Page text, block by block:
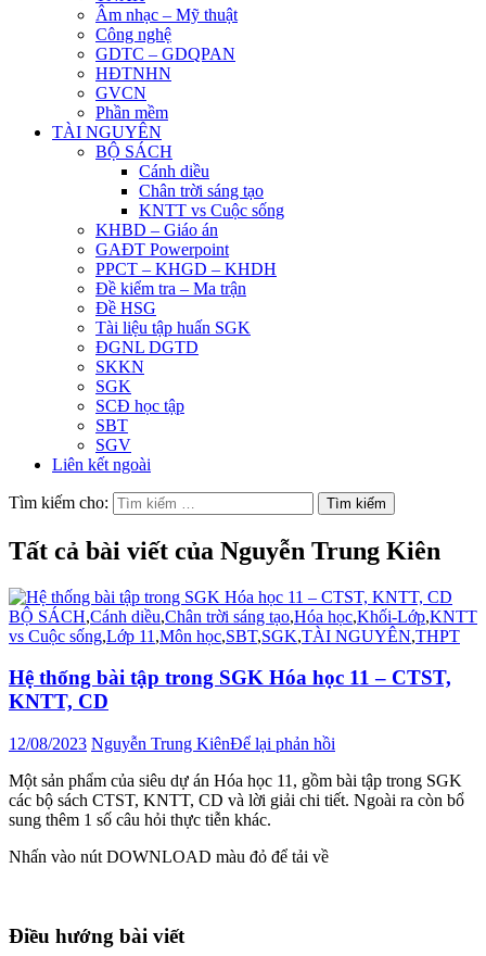
Âm nhạc – Mỹ thuật
Công nghệ
GDTC – GDQPAN
HĐTNHN
GVCN
Phần mềm
TÀI NGUYÊN
BỘ SÁCH
Cánh diều
Chân trời sáng tạo
KNTT vs Cuộc sống
KHBD – Giáo án
GAĐT Powerpoint
PPCT – KHGD – KHDH
Đề kiểm tra – Ma trận
Đề HSG
Tài liệu tập huấn SGK
ĐGNL DGTD
SKKN
SGK
SCĐ học tập
SBT
SGV
Liên kết ngoài
Tìm kiếm cho:
Tất cả bài viết của Nguyễn Trung Kiên
BỘ SÁCH,Cánh diều,Chân trời sáng tạo,Hóa học,Khối-Lớp,KNTT
vs Cuộc sống,Lớp 11 ,Môn học,SBT,SGK,TÀI NGUYÊN,THPT
Hệ thống bài tập trong SGK Hóa học 11 – CTST,
KNTT, CD
12/08/2023 Nguyễn Trung KiênĐể lại phản hồi
Một sản phẩm của siêu dự án Hóa học 11, gồm bài tập trong SGK
các bộ sách CTST, KNTT, CD và lời giải chi tiết. Ngoài ra còn bổ
sung thêm 1 số câu hỏi thực tiễn khác.
Nhấn vào nút DOWNLOAD màu đỏ để tải về
Điều hướng bài viết